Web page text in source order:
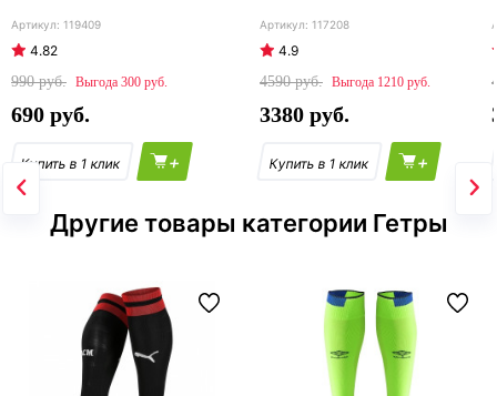
119409
4.82
990
300
690
+
117208
4.9
4590
1210
3380
+
Другие товары категории Гетры